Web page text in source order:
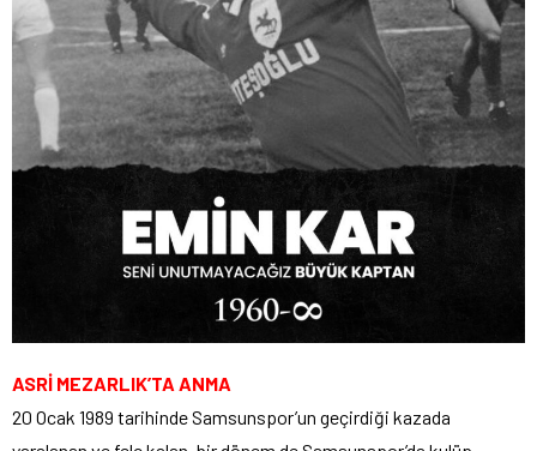
ASRİ MEZARLIK’TA ANMA
20 Ocak 1989 tarihinde Samsunspor’un geçirdiği kazada